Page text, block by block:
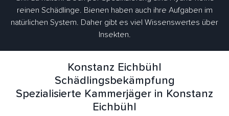
reinen Schädlinge. Bienen haben auch ihre Aufgaben im
natürlichen System. Daher gibt es viel Wissenswertes über
Insekten.
Konstanz Eichbühl
Schädlingsbekämpfung
Spezialisierte Kammerjäger in Konstanz
Eichbühl